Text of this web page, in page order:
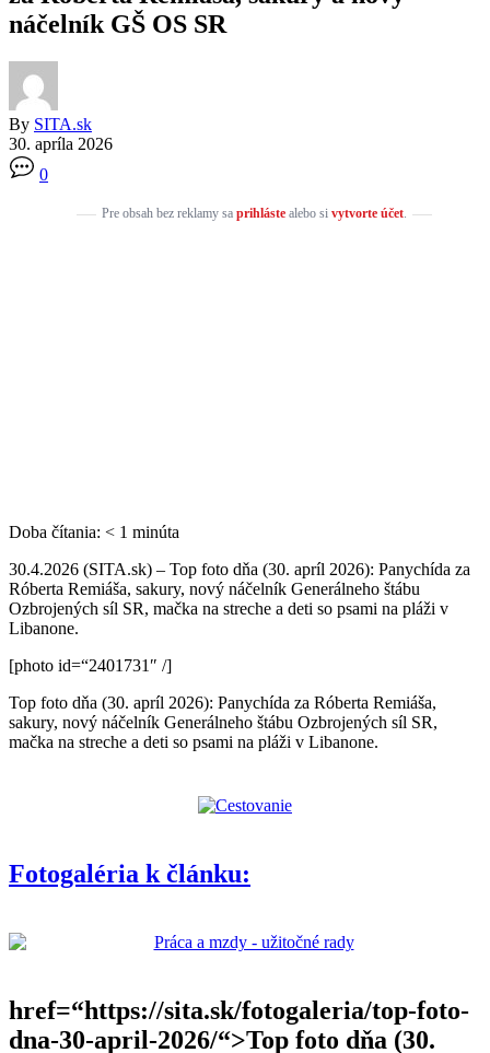
náčelník GŠ OS SR
By SITA.sk
30. apríla 2026
0
Pre obsah bez reklamy sa prihlástealebo si vytvorte účet.
Doba čítania: < 1 minúta
30.4.2026 (SITA.sk) – Top foto dňa (30. apríl 2026): Panychída za
Róberta Remiáša, sakury, nový náčelník Generálneho štábu
Ozbrojených síl SR, mačka na streche a deti so psami na pláži v
Libanone.
[photo id=“2401731″ /]
Top foto dňa (30. apríl 2026): Panychída za Róberta Remiáša,
sakury, nový náčelník Generálneho štábu Ozbrojených síl SR,
mačka na streche a deti so psami na pláži v Libanone.
Fotogaléria k článku:
href=“https://sita.sk/fotogaleria/top-foto-
dna-30-april-2026/“>Top foto dňa (30.